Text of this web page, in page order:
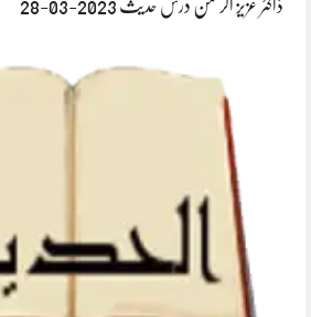
ڈاکٹر عزیز الرحمن درس حدیث 2023-03-28